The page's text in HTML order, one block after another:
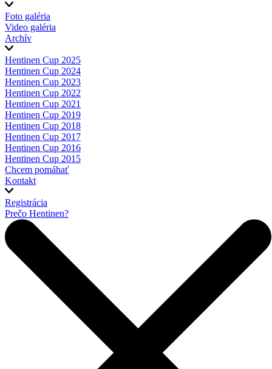
Foto galéria
Video galéria
Archív
Hentinen Cup 2025
Hentinen Cup 2024
Hentinen Cup 2023
Hentinen Cup 2022
Hentinen Cup 2021
Hentinen Cup 2019
Hentinen Cup 2018
Hentinen Cup 2017
Hentinen Cup 2016
Hentinen Cup 2015
Chcem pomáhať
Kontakt
Registrácia
Prečo Hentinen?